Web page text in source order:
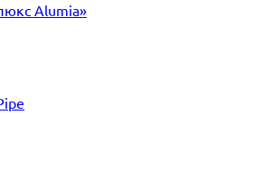
Alumia»